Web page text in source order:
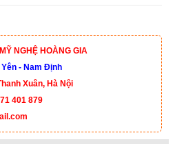
NGHỆ HOÀNG GIA
- Nam Định
Xuân, Hà Nội
401 879